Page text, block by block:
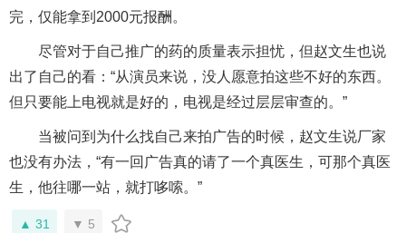
完，仅能拿到2000元报酬。
尽管对于自己推广的药的质量表示担忧，但赵文生也说
出了自己的看：“从演员来说，没人愿意拍这些不好的东西。
但只要能上电视就是好的，电视是经过层层审查的。”
当被问到为什么找自己来拍广告的时候，赵文生说厂家
也没有办法，“有一回广告真的请了一个真医生，可那个真医
生，他往哪一站，就打哆嗦。”
31 5